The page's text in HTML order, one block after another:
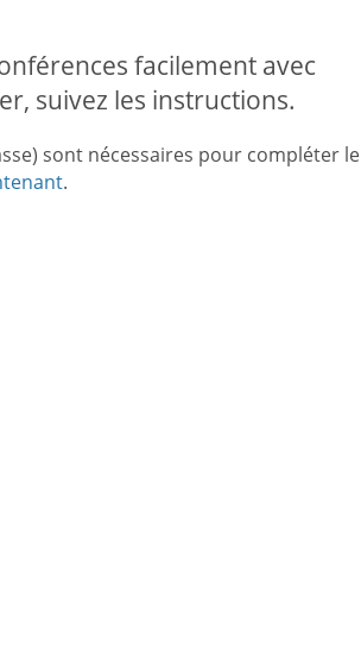
facilement avec
suivez les instructions.
sont nécessaires pour compléter le
.